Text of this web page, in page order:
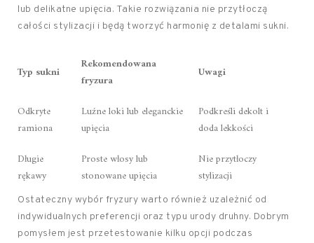
lub delikatne upięcia. Takie rozwiązania nie przytłoczą
całości stylizacji i będą tworzyć harmonię z detalami sukni.
Typ sukni
Rekomendowana
fryzura
Uwagi
Odkryte
ramiona
Luźne loki lub eleganckie
upięcia
Podkreśli dekolt i
doda lekkości
Długie
rękawy
Proste włosy lub
stonowane upięcia
Nie przytłoczy
stylizacji
Ostateczny wybór fryzury warto również uzależnić od
indywidualnych preferencji oraz typu urody druhny. Dobrym
pomysłem jest przetestowanie kilku opcji podczas